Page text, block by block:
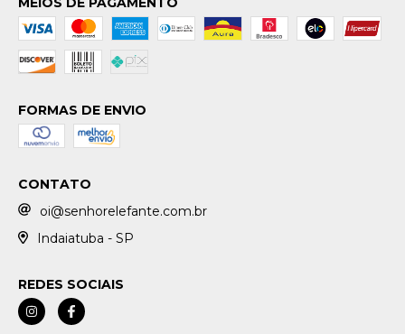
FORMAS DE ENVIO
CONTATO
oi@senhorelefante.com.br
Indaiatuba - SP
REDES SOCIAIS